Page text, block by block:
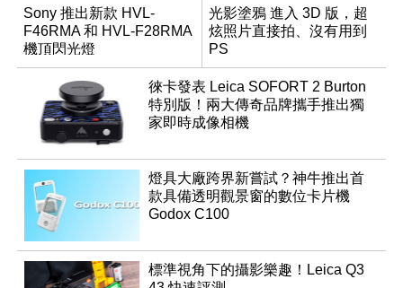
Sony 推出新款 HVL-
F46RMA 和 HVL-F28RMA
機頂閃光燈
光影塗鴉 進入 3D 版，超
炫照片直接拍、沒有用到
PS
徠卡發表 Leica SOFORT 2 Burton
特別版！兩大傳奇品牌攜手推出獨
家即時成像相機
燈具大廠跨界新嘗試？神牛推出首
款具備透明觀景窗的數位卡片機
Godox C100
標準視角下的攝影樂趣！Leica Q3